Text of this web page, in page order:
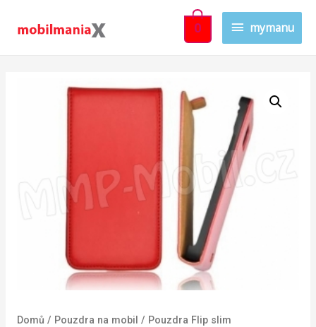
mymanu
0
Domů / Pouzdra na mobil / Pouzdra Flip slim